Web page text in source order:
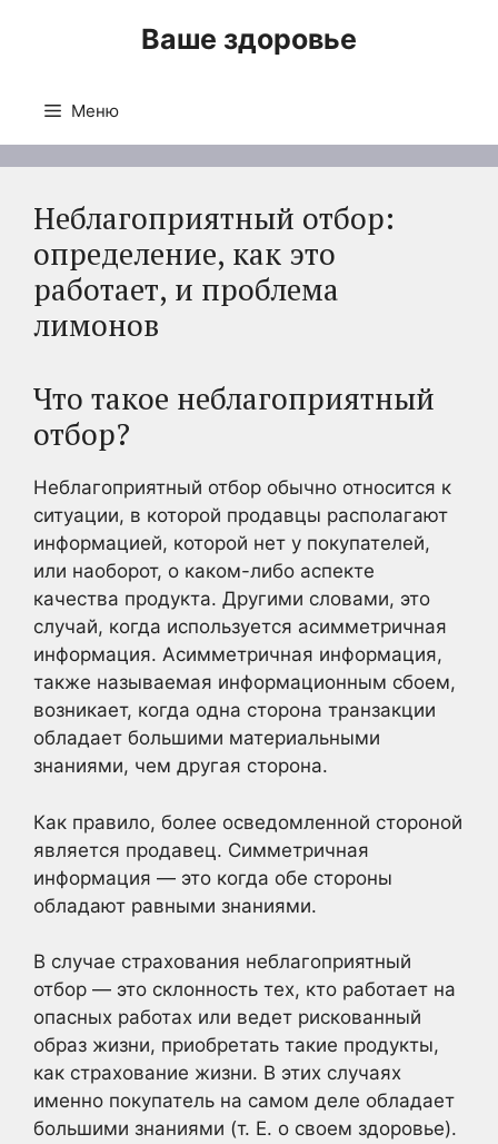
Ваше здоровье
Меню
Неблагоприятный отбор:
определение, как это
работает, и проблема
лимонов
Что такое неблагоприятный
отбор?
Неблагоприятный отбор обычно относится к
ситуации, в которой продавцы располагают
информацией, которой нет у покупателей,
или наоборот, о каком-либо аспекте
качества продукта. Другими словами, это
случай, когда используется асимметричная
информация. Асимметричная информация,
также называемая информационным сбоем,
возникает, когда одна сторона транзакции
обладает большими материальными
знаниями, чем другая сторона.
Как правило, более осведомленной стороной
является продавец. Симметричная
информация — это когда обе стороны
обладают равными знаниями.
В случае страхования неблагоприятный
отбор — это склонность тех, кто работает на
опасных работах или ведет рискованный
образ жизни, приобретать такие продукты,
как страхование жизни. В этих случаях
именно покупатель на самом деле обладает
большими знаниями (т. Е. о своем здоровье).